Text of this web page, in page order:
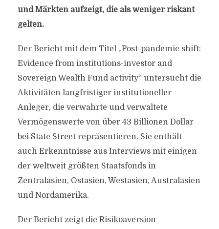
und Märkten aufzeigt, die als weniger riskant
gelten.
Der Bericht mit dem Titel „Post-pandemic shift:
Evidence from institutions-investor and
Sovereign Wealth Fund activity“ untersucht die
Aktivitäten langfristiger institutioneller
Anleger, die verwahrte und verwaltete
Vermögenswerte von über 43 Billionen Dollar
bei State Street repräsentieren. Sie enthält
auch Erkenntnisse aus Interviews mit einigen
der weltweit größten Staatsfonds in
Zentralasien, Ostasien, Westasien, Australasien
und Nordamerika.
Der Bericht zeigt die Risikoaversion